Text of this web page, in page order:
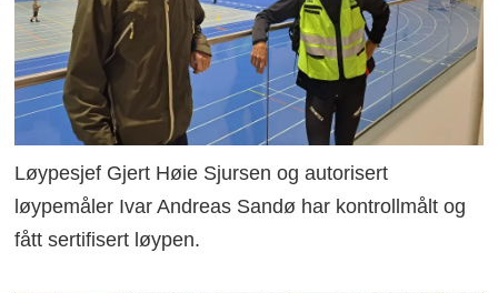
Løypesjef Gjert Høie Sjursen og autorisert
løypemåler Ivar Andreas Sandø har kontrollmålt og
fått sertifisert løypen.